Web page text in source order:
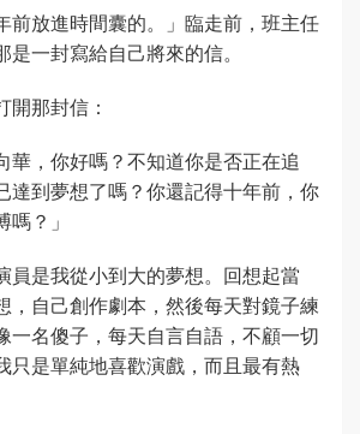
前放進時間囊的。」臨走前，班主任
一封寫給自己將來的信。
開那封信：
華，你好嗎？不知道你是否正在追
達到夢想了嗎？你還記得十年前，你
？」
員是我從小到大的夢想。回想起當
，自己創作劇本，然後每天對鏡子練
一名傻子，每天自言自語，不顧一切
只是單純地喜歡演戲，而且最有熱